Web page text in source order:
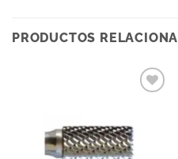
PRODUCTOS
lista
de